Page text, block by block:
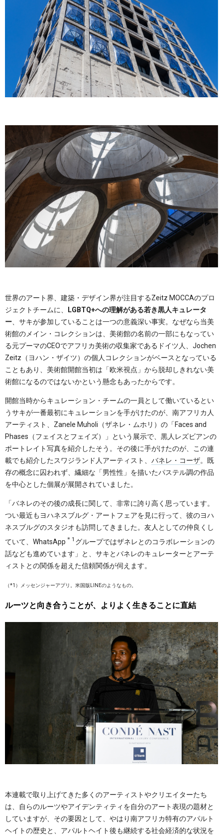
世界のアート界、建築・デザイン界が注目するZeitz MOCCAのプロ
ジェクトチームに、
LGBTQ+への理解がある若き黒人キュレータ
ー 、サキが参加していることは一つの意義深い事実。なぜなら当美
術館のメイン・コレクションは、美術館の名前の一部にもなってい
る元プーマのCEOでアフリカ美術の収集家であるドイツ人、Jochen
Zeitz（ヨハン・ザイツ）の個人コレクションがベースとなっている
こともあり、美術館開館当初は「欧米視点」から脱却しきれない美
術館になるのではないかという懸念もあったからです。
開館当時からキュレーション・チームの一員として働いているとい
うサキが一番最初にキュレーションを手がけたのが、南アフリカ人
アーティスト、Zanele Muholi（ザネレ・ムホリ）の「Faces and
Phases（フェイスとフェイズ）」という展示で、黒人レズビアンの
ポートレイト写真を紹介したそう。その後に手がけたのが、この連
載でも紹介したスワジランド人アーティスト、 バネレ・コーザ。既
存の概念に囚われず、繊細な「男性性」を描いたパステル調の作品
を中心とした個展が展開されていました。
「バネレのその後の成長に関して、非常に誇り高く思っています。
つい最近もヨハネスブルグ・アートフェアを見に行って、彼のヨハ
ネスブルグのスタジオも訪問してきました。友人としての仲良くし
ていて、WhatsApp ＊1 グループではザネレとのコラボレーションの
話なども進めています」と、サキとバネレのキュレーターとアーテ
ィストとの関係を超えた信頼関係が伺えます。
（*1）メッセンジャーアプリ。米国版LINEのようなもの。
ルーツと向き合うことが、よりよく生きることに直結
本連載で取り上げてきた多くのアーティストやクリエイターたち
は、自らのルーツやアイデンティティを自分のアート表現の題材と
していますが、その要因として、やはり南アフリカ特有のアパルト
ヘイトの歴史と、アパルトヘイト後も継続する社会経済的な状況を